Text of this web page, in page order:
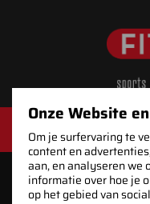
Onze Website
Om je surfervaring te
content en
aan, en analyseren we
informatie over hoe je
op het gebied van